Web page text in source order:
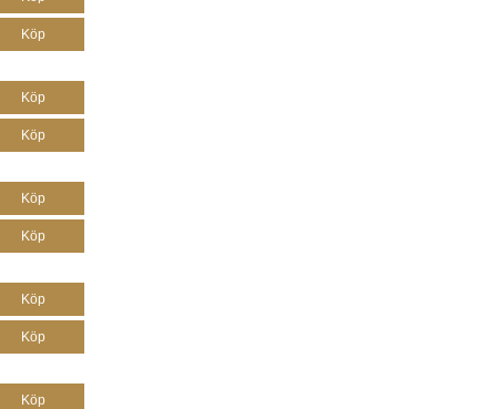
Köp
Köp
Köp
Köp
Köp
Köp
Köp
Köp